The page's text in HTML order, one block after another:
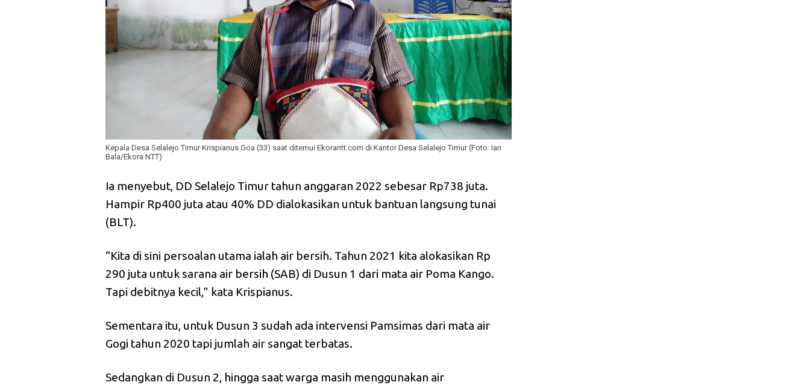
Kepala Desa Selalejo Timur Krispianus Goa (33) saat ditemui Ekorantt.com di Kantor Desa Selalejo Timur (Foto: Ian
Bala/Ekora NTT)
Ia menyebut, DD Selalejo Timur tahun anggaran 2022 sebesar Rp738 juta.
Hampir Rp400 juta atau 40% DD dialokasikan untuk bantuan langsung tunai
(BLT).
“Kita di sini persoalan utama ialah air bersih. Tahun 2021 kita alokasikan Rp
290 juta untuk sarana air bersih (SAB) di Dusun 1 dari mata air Poma Kango.
Tapi debitnya kecil,” kata Krispianus.
Sementara itu, untuk Dusun 3 sudah ada intervensi Pamsimas dari mata air
Gogi tahun 2020 tapi jumlah air sangat terbatas.
Sedangkan di Dusun 2, hingga saat warga masih menggunakan air